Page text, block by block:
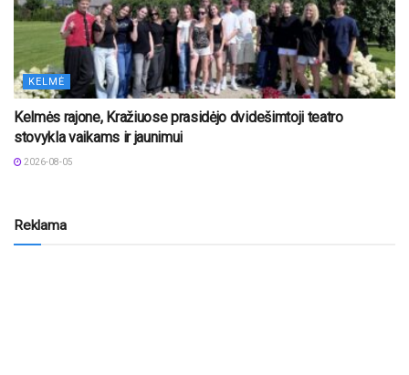
KELMĖ
Kelmės rajone, Kražiuose prasidėjo dvidešimtoji teatro
stovykla vaikams ir jaunimui
2026-08-05
Reklama